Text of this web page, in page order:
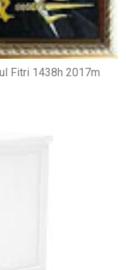
Fitri 1438h 2017m